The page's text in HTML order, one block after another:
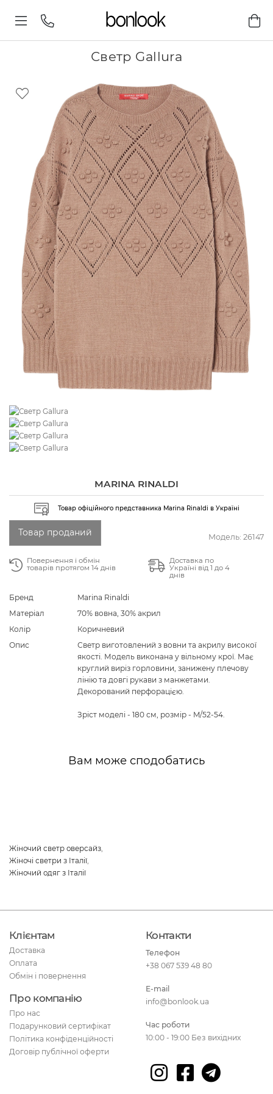
Светр Gallura
MARINA RINALDI
Товар офіційного представника Marina Rinaldi в Україні
Модель: 26147
Товар проданий
Повернення і обмін
товарів протягом 14 днів
Доставка по
Україні від 1 до 4
днів
Бренд
Marina Rinaldi
Матеріал
70% вовна, 30% акрил
Колір
Коричневий
Опис
Светр виготовлений з вовни та акрилу високої
якості. Модель виконана у вільному крої. Має
круглий виріз горловини, занижену плечову
лінію та довгі рукави з манжетами.
Декорований перфорацією.
Зріст моделі - 180 см, розмір - M/52-54.
Вам може сподобатись
Жіночий светр оверсайз
Жіночі светри з Італії
Жіночий одяг з Італії
Клієнтам
Доставка
Оплата
Обмін і повернення
Про компанію
Про нас
Подарунковий сертифікат
Політика конфіденційності
Договір публічної оферти
Контакти
Телефон
+38 067 539 48 80
E-mail
info@bonlook.ua
Час роботи
10:00 - 19:00 Без вихідних